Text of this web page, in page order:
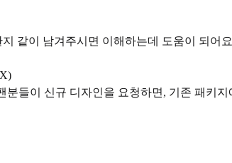
같이 남겨주시면 이해하는데 도움이 되어
분들이 신규 디자인을 요청하면, 기존 패키